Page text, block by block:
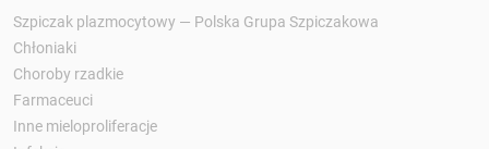
Szpiczak plazmocytowy — Polska Grupa Szpiczakowa
Chłoniaki
Choroby rzadkie
Farmaceuci
Inne mieloproliferacje